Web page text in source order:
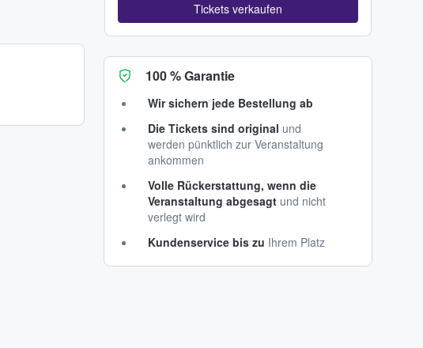
Tickets verkaufen
100 % Garantie
Wir sichern jede Bestellung ab
Die Tickets sind original und
werden pünktlich zur Veranstaltung
ankommen
Volle Rückerstattung, wenn die
Veranstaltung abgesagt und nicht
verlegt wird
Kundenservice bis zu Ihrem Platz